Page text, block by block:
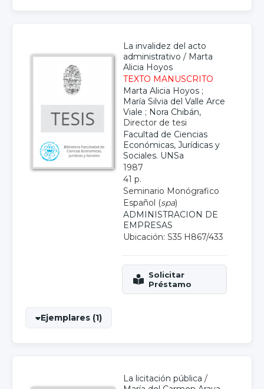
La invalidez del acto
administrativo / Marta
Alicia Hoyos
TEXTO MANUSCRITO
Marta Alicia Hoyos ;
María Silvia del Valle Arce
Viale ; Nora Chibán,
Director de tesi
Facultad de Ciencias
Económicas, Jurídicas y
Sociales. UNSa
1987
41 p.
Seminario Monógrafico
Español (spa)
ADMINISTRACION DE
EMPRESAS
Ubicación: S35 H867/433
Ejemplares (1)
La licitación pública /